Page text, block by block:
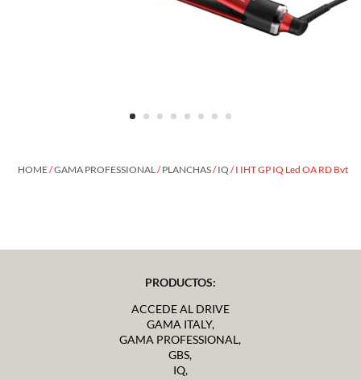
HOME/GAMA PROFESSIONAL/PLANCHAS/IQ / I IHT GP IQ Led OA RD Bvt
PRODUCTOS:
ACCEDE AL DRIVE
GAMA ITALY,
GAMA PROFESSIONAL,
GBS,
IQ,